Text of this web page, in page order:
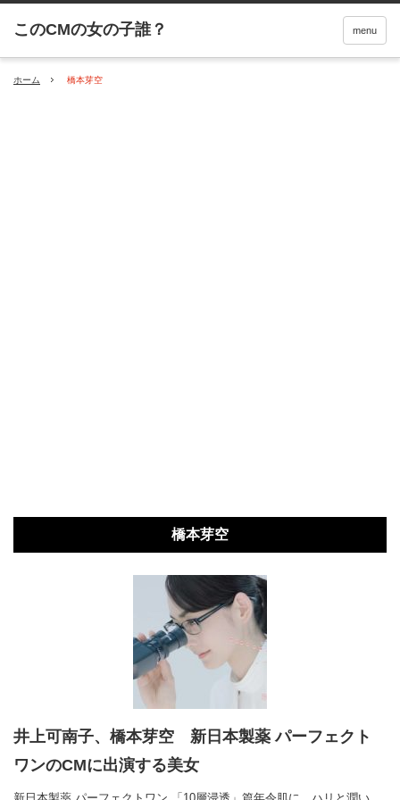
menu
ホーム 橋本芽空
橋本芽空
井上可南子、橋本芽空 新日本製薬 パーフェクト
ワンのCMに出演する美女